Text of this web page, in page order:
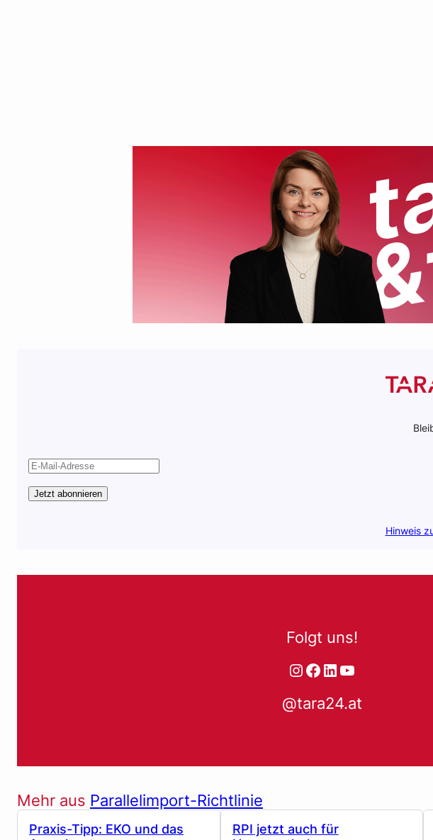
Jetzt abonnieren
Hinweis
Folgt uns!
Instagram
Facebook
LinkedIn
YouTube
@tara24.at
Mehr aus Parallelimport-Richtlinie
Praxis-Tipp: EKO und das
RPI jetzt auch für